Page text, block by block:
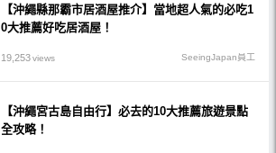
【沖繩縣那霸市居酒屋推介】當地超人氣的必吃1
0大推薦好吃居酒屋！
19,253views SeeingJapan員工
【沖繩宮古島自由行】必去的10大推薦旅遊景點
全攻略！